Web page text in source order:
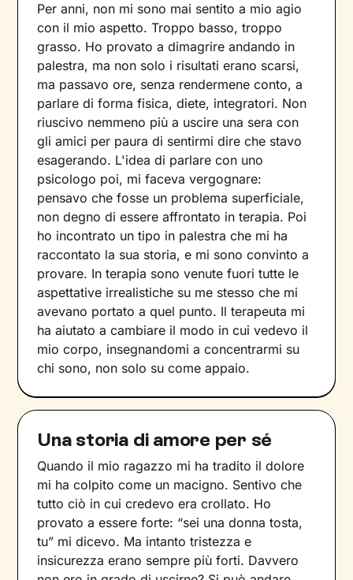
Per anni, non mi sono mai sentito a mio agio
con il mio aspetto. Troppo basso, troppo
grasso. Ho provato a dimagrire andando in
palestra, ma non solo i risultati erano scarsi,
ma passavo ore, senza rendermene conto, a
parlare di forma fisica, diete, integratori. Non
riuscivo nemmeno più a uscire una sera con
gli amici per paura di sentirmi dire che stavo
esagerando. L'idea di parlare con uno
psicologo poi, mi faceva vergognare:
pensavo che fosse un problema superficiale,
non degno di essere affrontato in terapia. Poi
ho incontrato un tipo in palestra che mi ha
raccontato la sua storia, e mi sono convinto a
provare. In terapia sono venute fuori tutte le
aspettative irrealistiche su me stesso che mi
avevano portato a quel punto. Il terapeuta mi
ha aiutato a cambiare il modo in cui vedevo il
mio corpo, insegnandomi a concentrarmi su
chi sono, non solo su come appaio.
Una storia di amore per sé
Quando il mio ragazzo mi ha tradito il dolore
mi ha colpito come un macigno. Sentivo che
tutto ciò in cui credevo era crollato. Ho
provato a essere forte: “sei una donna tosta,
tu” mi dicevo. Ma intanto tristezza e
insicurezza erano sempre più forti. Davvero